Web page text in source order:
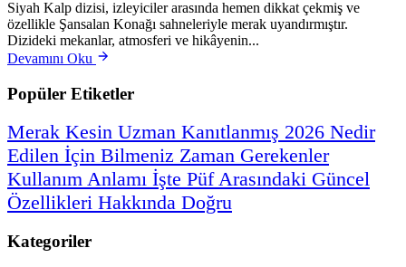
Siyah Kalp dizisi, izleyiciler arasında hemen dikkat çekmiş ve
özellikle Şansalan Konağı sahneleriyle merak uyandırmıştır.
Dizideki mekanlar, atmosferi ve hikâyenin...
Devamını Oku
Popüler Etiketler
Merak Kesin Uzman Kanıtlanmış 2026 Nedir
Edilen İçin Bilmeniz Zaman Gerekenler
Kullanım Anlamı İşte PüfArasındaki Güncel
Özellikleri Hakkında Doğru
Kategoriler